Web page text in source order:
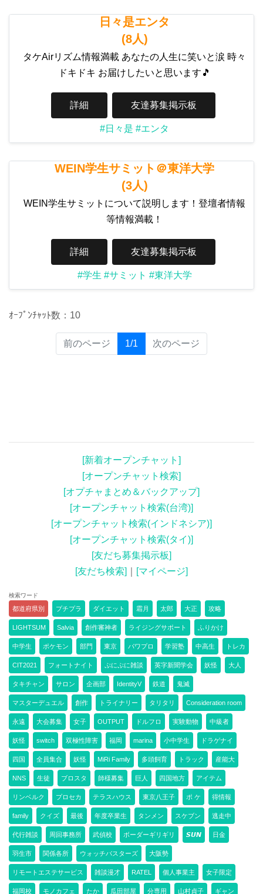
日々是エンタ
(8人)
タケAirリズム情報満載 あなたの人生に笑いと涙 時々
ドキドキ お届けしたいと思います🎵
詳細 友達募集掲示板
#日々是 #エンタ
WEIN学生サミット＠東洋大学
(3人)
WEIN学生サミットについて説明します！登壇者情報
等情報満載！
詳細 友達募集掲示板
#学生 #サミット #東洋大学
ｵｰﾌﾟﾝﾁｬｯﾄ数：10
前のページ 1/1 (current)
次のページ
[新着オープンチャット]
[オープンチャット検索]
[オプチャまとめ＆バックアップ]
[オープンチャット検索(台湾)]
[オープンチャット検索(インドネシア)]
[オープンチャット検索(タイ)]
[友だち募集掲示板]
[友だち検索]
[マイページ]
検索ワード
都道府県別 プチプラ ダイエット 霜月 太郎 大正 攻略
LIGHTSUM Salvia 創作審神者 ライジングサポート ふりかけ
中学生 ポケモン 部門 東京 パワプロ 学習塾 中高生 トレカ
CIT2021 フォートナイト ぷにぷに雑談 英字新聞学会 妖怪 大人
タキチャン サロン 企画部 IdentityV 鉄道 鬼滅
マスターデュエル 創作 トライナリー タリタリ Consideration room
永遠 大会募集 女子 OUTPUT ドルフロ 実験動物 中級者
妖怪 switch 双極性障害 福岡 marina 小中学生 ドラゲナイ
四国 全員集合 妖怪 MiRi Family 多頭飼育 トラック 産能大
NNS 生徒 ブロスタ 師様募集 巨人 四国地方 アイテム
リンベルク プロセカ テラスハウス 東京八王子 ポ ケ 得情報
family クイズ 最後 年度卒業生 タンメン スケブン 逃走中
代行雑談 周回事務所 武偵校 ボーダーギリギリ 𝙎𝙐𝙉 日金
羽生市 関係各所 ウォッチバスターズ 大阪勢
リモートエステサービス 雑談漫才 RATEL 個人事業主 女子限定
福岡校 モノカフェ たか 瓜田部屋 分専用 山村貞子 ギャン